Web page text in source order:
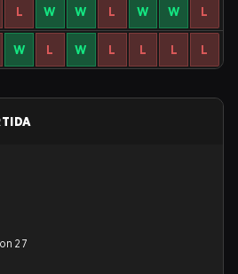
L W W L W W L
W L W L L L L
27